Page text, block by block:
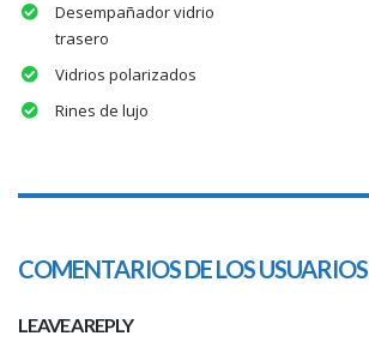
Desempañador vidrio
trasero
Vidrios polarizados
Rines de lujo
COMENTARIOS DE LOS USUARIOS
LEAVE A REPLY